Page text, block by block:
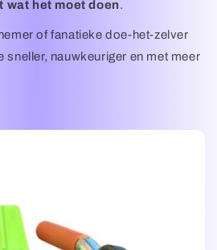
wat het moet doen.
of fanatieke doe-het-zelver
sneller, nauwkeuriger en met meer